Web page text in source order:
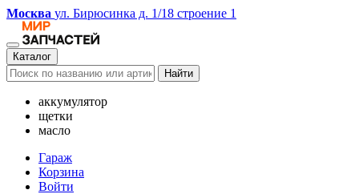
Москва ул. Бирюсинка д. 1/18 строение 1
Каталог
Найти
аккумулятор
щетки
масло
Гараж
Корзина
Войти